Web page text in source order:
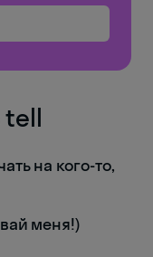
tell
на кого-то,
меня!)